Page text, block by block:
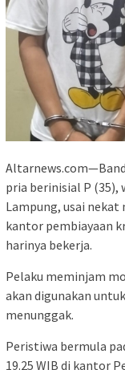
pria berinisial P (35),
Lampung, usai
kantor pembiayaan
harinya bekerja.
Pelaku meminjam
akan digunakan
menunggak.
Peristiwa bermula
19.25 WIB di kantor